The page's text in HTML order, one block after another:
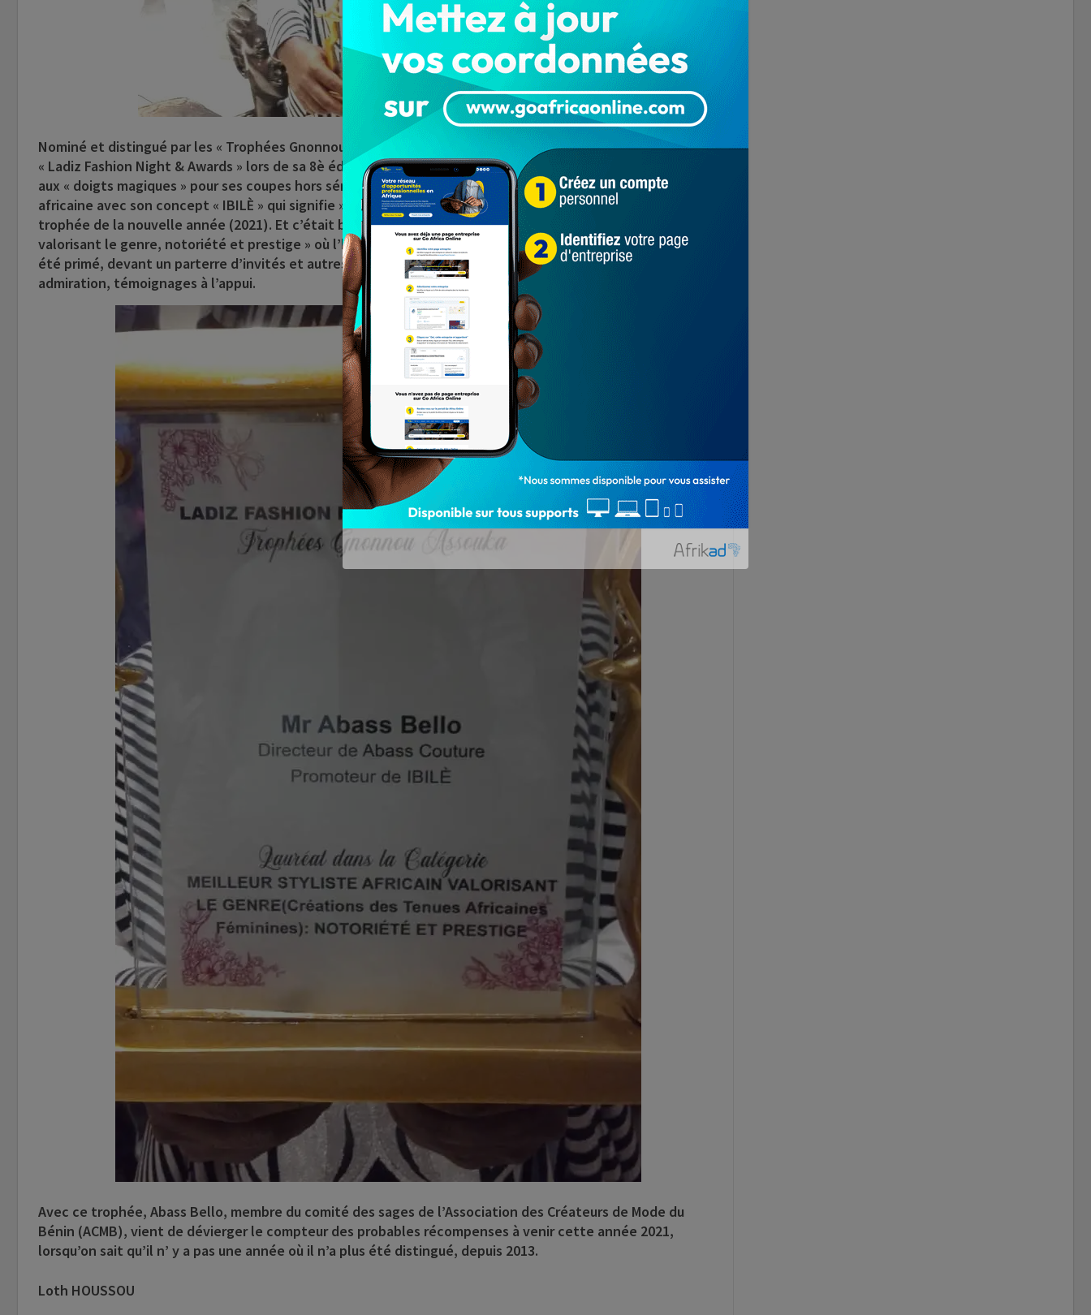
Nominé et distingué par les « Trophées Gnonnou Assouka » décernées à l’occasion de la soirée de gala
« Ladiz Fashion Night & Awards » lors de sa 8è édition le 20 mars 2021 à Porto-Novo, Abass Bello, le génie
aux « doigts magiques » pour ses coupes hors série et figure respectée de la valorisation de la culture
africaine avec son concept « IBILÈ » qui signifie »retour à la source », vient ainsi de décrocher son premier
trophée de la nouvelle année (2021). Et c’était bien dans la catégorie de « meilleur styliste africain
valorisant le genre, notoriété et prestige » où l’homme originaire de la cité des Ayinonvi (Porto-Novo) a
été primé, devant un parterre d’invités et autres lauréats d’autres catégories qui lui ont voué respect et
admiration, témoignages à l’appui.
Avec ce trophée, Abass Bello, membre du comité des sages de l’Association des Créateurs de Mode du
Bénin (ACMB), vient de dévierger le compteur des probables récompenses à venir cette année 2021,
lorsqu’on sait qu’il n’ y a pas une année où il n’a plus été distingué, depuis 2013.
Loth HOUSSOU